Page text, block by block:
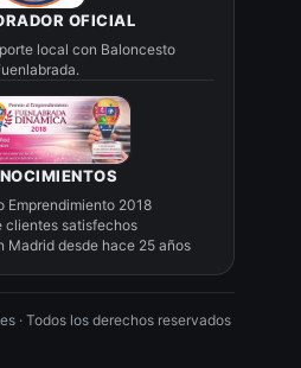
OFICIAL
local con Baloncesto
Emprendimiento 2018
clientes satisfechos
Madrid desde hace 25 años
· Todos los derechos reservados